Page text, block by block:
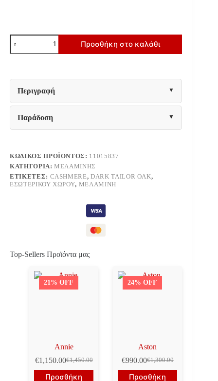
ΚΟΜΟΤΑ-
ΜΠΟΥΦΕΣ
ARGYLL
OP
CASHMERE
ΜΕ
DARK
TAILOR
OAK
ΧΡΩΜΑ
Προσθήκη στο καλάθι
Περιγραφή
Παράδοση
ΚΩΔΙΚΌΣ ΠΡΟΪΌΝΤΟΣ: 11015837
ΚΑΤΗΓΟΡΊΑ:ΜΕΛΑΜΊΝΗΣ
ΕΤΙΚΈΤΕΣ: CASHMERE,DARK TAILOR OAK,
ΕΣΩΤΕΡΙΚΟΎ ΧΏΡΟΥ, ΜΕΛΑΜΊΝΗ
Top-Sellers Προϊόντα μας
21% OFF
Annie
€1,450.00
Original
price
€1,150.00Η
τρέχουσα
Προσθήκη
24% OFF
Aston
€1,300.00
Original
price
€990.00Η
τρέχουσα
Προσθήκη